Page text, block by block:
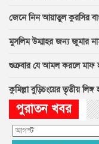
জেনে নিন আয়াতুল কুরসির
মুসলিম উম্মাহর জন্য জুমার
শুক্রবার যে আমল করলে মাফ
কুমিল্লা বুড়িচংয়ের তৃতীয়
পুরাতন খবর